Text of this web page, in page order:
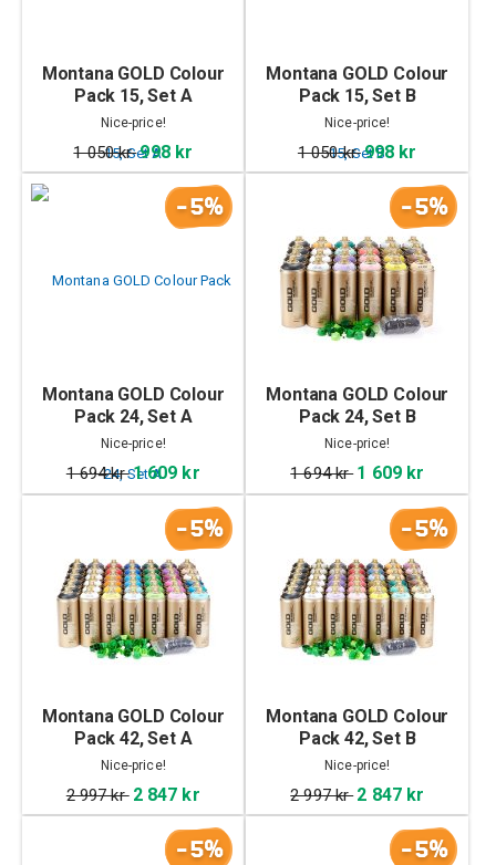
Montana GOLD Colour
Pack 15, Set A
Nice-price!
1 050 kr998 kr
Montana GOLD Colour
Pack 15, Set B
Nice-price!
1 050 kr998 kr
-5%
Montana GOLD Colour
Pack 24, Set A
Nice-price!
1 694 kr1 609 kr
-5%
Montana GOLD Colour
Pack 24, Set B
Nice-price!
1 694 kr 1 609 kr
-5%
Montana GOLD Colour
Pack 42, Set A
Nice-price!
2 997 kr 2 847 kr
-5%
Montana GOLD Colour
Pack 42, Set B
Nice-price!
2 997 kr 2 847 kr
-5% -5%